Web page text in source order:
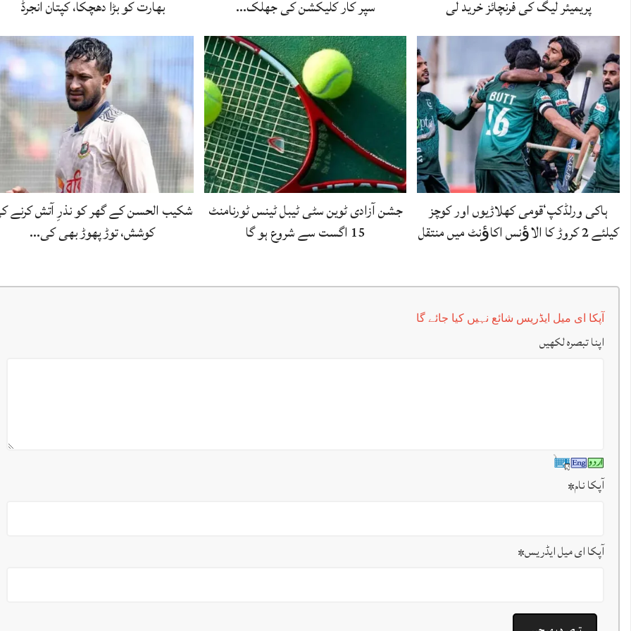
پریمیئر لیگ کی فرنچائز خرید لی سپر کار کلیکشن کی جھلک… بھارت کو بڑا دھچکا، کپتان انجرڈ
ہاکی ورلڈکپ‘قومی کھلاڑیوں اور کوچز
کیلئے 2 کروڑ کا الاﺅنس اکاﺅنٹ میں منتقل
جشن آزادی ٹوین سٹی ٹیبل ٹینس ٹورنامنٹ
15 اگست سے شروع ہو گا
شکیب الحسن کے گھر کو نذرِ آتش کرنے
کوشش، توڑ پھوڑ بھی کی…
آپکا ای میل ایڈریس شائع نہیں کیا جائے گا
اپنا تبصرہ لکھیں
آپکا نام*
آپکا ای میل ایڈریس*